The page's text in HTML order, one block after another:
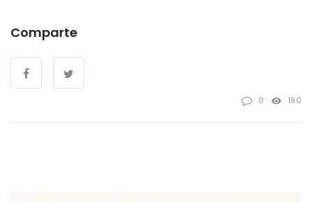
Comparte
0 190